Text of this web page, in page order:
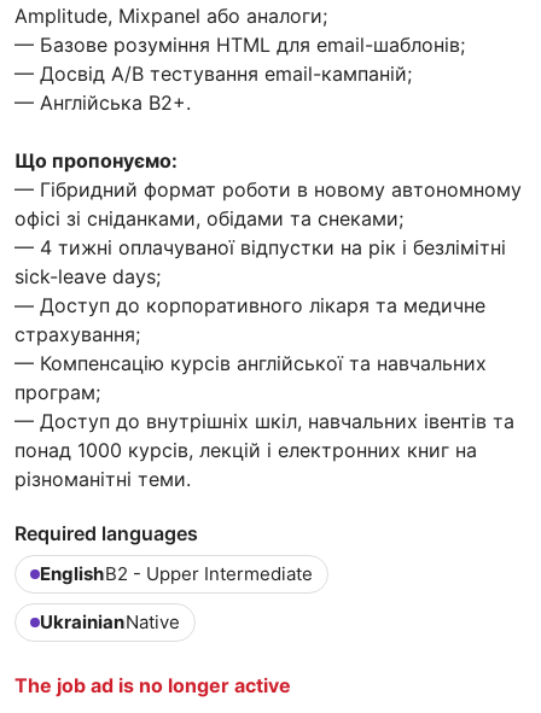
Amplitude, Mixpanel або аналоги;
— Базове розуміння HTML для email-шаблонів;
— Досвід A/B тестування email-кампаній;
— Англійська B2+.
Що пропонуємо:
— Гібридний формат роботи в новому автономному
офісі зі сніданками, обідами та снеками;
— 4 тижні оплачуваної відпустки на рік і безлімітні
sick-leave days;
— Доступ до корпоративного лікаря та медичне
страхування;
— Компенсацію курсів англійської та навчальних
програм;
— Доступ до внутрішніх шкіл, навчальних івентів та
понад 1000 курсів, лекцій і електронних книг на
різноманітні теми.
Required languages
EnglishB2 - Upper Intermediate
UkrainianNative
The job ad is no longer active